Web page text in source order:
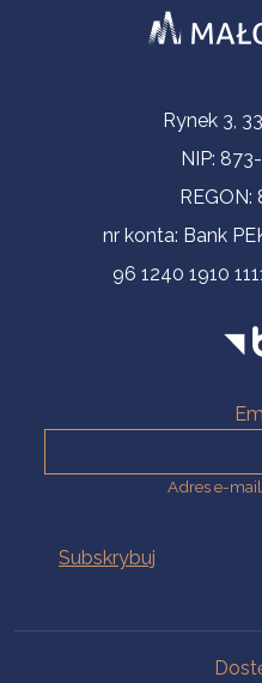
Informacje kontaktowe
Rynek 3,
NIP:
REGON:
nr konta: Bank
96 1240 1910
Adres e-